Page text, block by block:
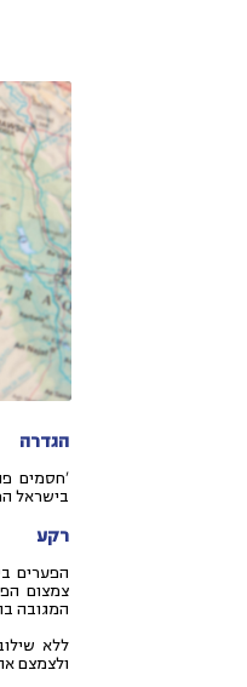
הגדרה
'חסמים
בישראל
רקע
הפערים
צמצום
המגובה
ללא
ולצמצם